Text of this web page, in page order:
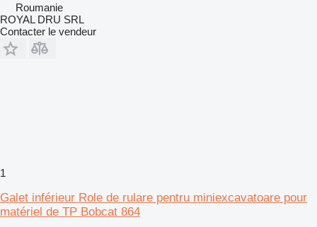
Roumanie
ROYAL DRU SRL
Contacter le vendeur
1
Galet inférieur Role de rulare pentru miniexcavatoare pour
matériel de TP Bobcat 864